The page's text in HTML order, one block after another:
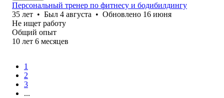
Персональный тренер по фитнесу и бодибилдингу
35 лет • Был 4 августа • Обновлено 16 июня
Не ищет работу
Общий опыт
10 лет 6 месяцев
1
2
3
...